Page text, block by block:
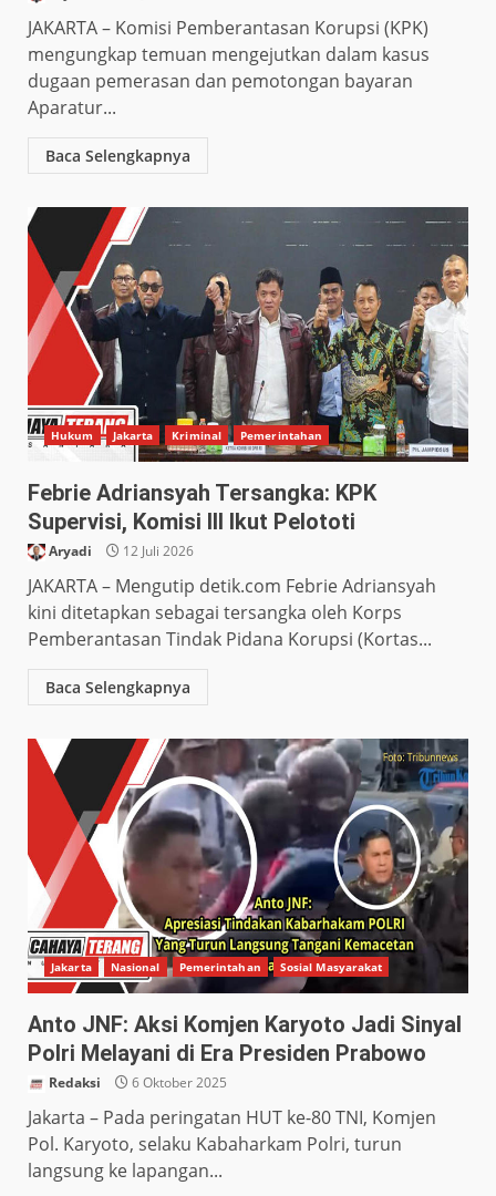
JAKARTA – Komisi Pemberantasan Korupsi (KPK)
mengungkap temuan mengejutkan dalam kasus
dugaan pemerasan dan pemotongan bayaran
Aparatur...
Baca Selengkapnya
Hukum Jakarta Kriminal Pemerintahan
Febrie Adriansyah Tersangka: KPK
Supervisi, Komisi III Ikut Pelototi
Aryadi 12 Juli 2026
JAKARTA – Mengutip detik.com Febrie Adriansyah
kini ditetapkan sebagai tersangka oleh Korps
Pemberantasan Tindak Pidana Korupsi (Kortas...
Baca Selengkapnya
Jakarta Nasional Pemerintahan Sosial Masyarakat
Anto JNF: Aksi Komjen Karyoto Jadi Sinyal
Polri Melayani di Era Presiden Prabowo
Redaksi 6 Oktober 2025
Jakarta – Pada peringatan HUT ke-80 TNI, Komjen
Pol. Karyoto, selaku Kabaharkam Polri, turun
langsung ke lapangan...